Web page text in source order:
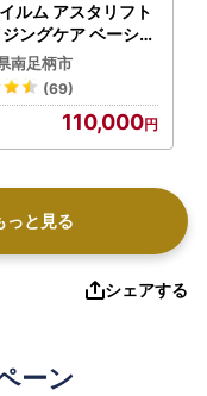
ルム アスタリフト
ジングケア ベーシッ
ット / ジェリー60g
粧品 】
南足柄市
(69)
110,000
っと見る
シェアする
ーン